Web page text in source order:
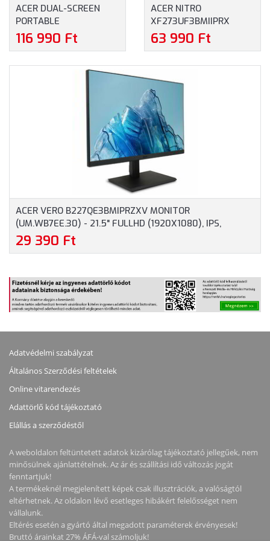
ACER DUAL-SCREEN
PORTABLE
HORDOZHATÓ MONITOR
(PD193QTEBMIUUX) -
(1920X1080), IPS,
HDMI, USB-C, 2 ÉV
116 990 Ft
ACER NITRO
XF273UF3BMIIPRX
ZEROFRAME FREESYNC
PREMIUM MONITOR
16:9, 320HZ, FREESYNC,
0.5MS, 250NITS, HDMI,
DISPLAYPORT, 2 ÉV
GARANCIA, FEKETE
SZÍNBEN
63 990 Ft
ACER VERO B227QE3BMIPRZXV MONITOR
(UM.WB7EE.30) - 21.5" FULLHD (1920X1080), IPS,
ZEROFRAME, FREESYNC, 100HZ, 4MS, DISPLAYPORT,
HDMI, VGA, 3 ÉV GARANCIA
29 390 Ft
Adatvédelmi szabályzat
Általános Szerződési feltételek
Online vitarendezés
Adattörlő kód tájékoztató
Elállás a szerződéstől
A weboldalon feltüntetett adatok kizárólag tájékoztató jellegűek, nem
minősülnek ajánlattételnek. Az ár és szállítási idő változás jogát
fenntartjuk!
A termékeknél megjelenített képek csak illusztrációk, a valóságtól
eltérhetnek. Az oldalon lévő esetleges hibákért felelősséget nem
vállalunk.
Eltérés esetén a gyártó által megadott paraméterek érvényesek!
Bruttó árainkat 27% ÁFÁ-val számoljuk!